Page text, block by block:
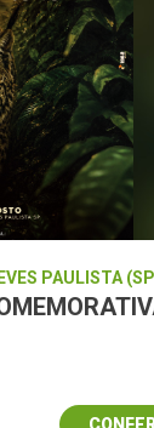
PAULISTA